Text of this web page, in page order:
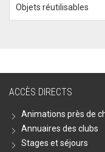
Objets réutilisables
ACCÈS DIRECTS
Animations près de
Annuaires des clubs
Stages et séjours